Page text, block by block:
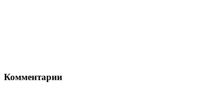
Комментарии